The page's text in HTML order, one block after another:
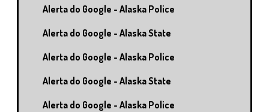
Alerta do Google - Alaska Police
Alerta do Google - Alaska State
Alerta do Google - Alaska Police
Alerta do Google - Alaska State
Alerta do Google - Alaska Police